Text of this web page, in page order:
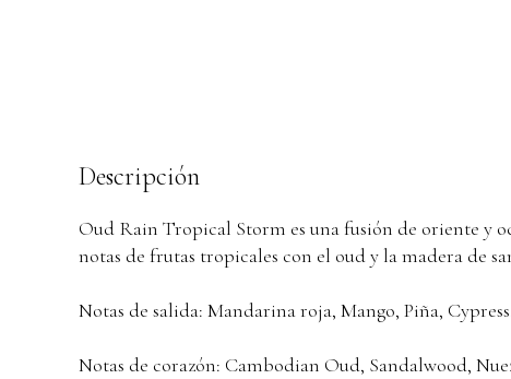
Descripción
Oud Rain Tropical Storm es una fusión de oriente y
notas de frutas tropicales con el oud y la madera de
Notas de salida: Mandarina roja, Mango, Piña,
Notas de corazón: Cambodian Oud, Sandalwood,